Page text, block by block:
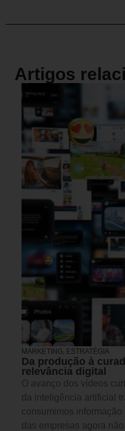
Artigos
MARKETING, ESTRATÉGIA
Da produção à
relevância digital
O avanço dos vídeos
da inteligência artificial
consumimos
das empresas agora